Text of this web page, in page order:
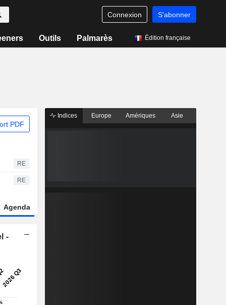
Connexion S'abonner
Outils Palmarès Édition française
PDF
RE
RE
Agenda
-
Indices Europe Amériques Asie